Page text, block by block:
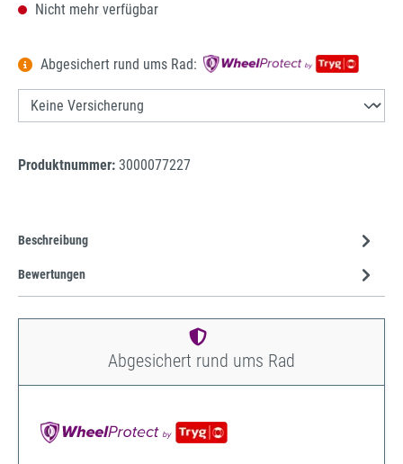
Nicht mehr verfügbar
Abgesichert rund ums Rad:
Produktnummer: 3000077227
Beschreibung
Bewertungen
Abgesichert rund ums Rad